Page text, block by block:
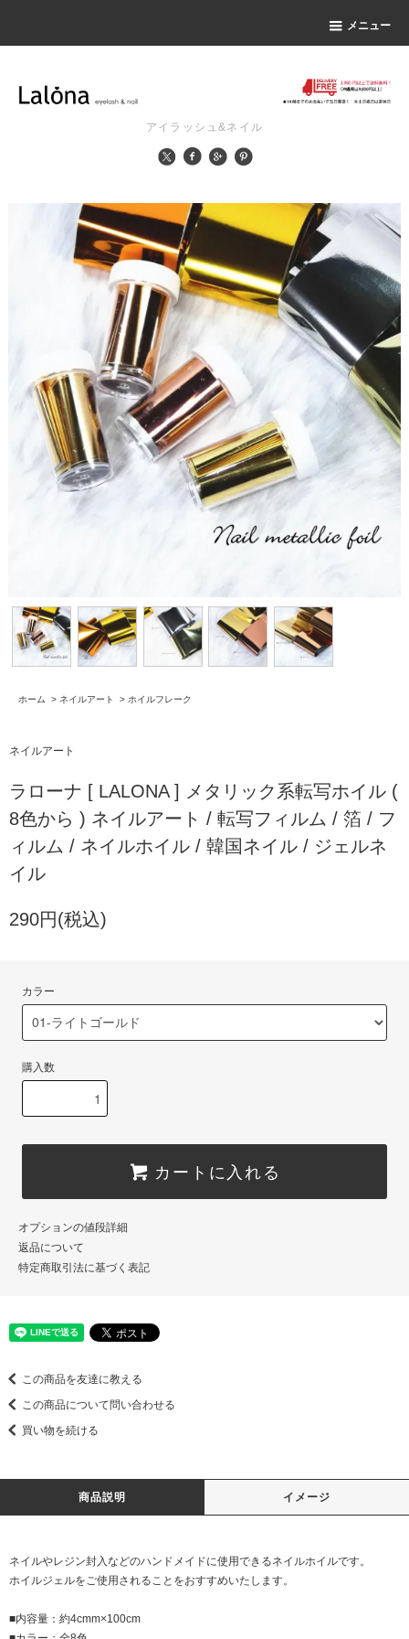
メニュー
アイラッシュ&ネイル
ホーム > ネイルアート > ホイルフレーク
ネイルアート
ラローナ [ LALONA ] メタリック系転写ホイル (
8色から ) ネイルアート / 転写フィルム / 箔 / フ
ィルム / ネイルホイル / 韓国ネイル / ジェルネ
イル
290円(税込)
カラー
購入数
カートに入れる
オプションの値段詳細
返品について
特定商取引法に基づく表記
この商品を友達に教える
この商品について問い合わせる
買い物を続ける
商品説明 イメージ
ネイルやレジン封入などのハンドメイドに使用できるネイルホイルです。
ホイルジェルをご使用されることをおすすめいたします。
■内容量：約4cmm×100cm